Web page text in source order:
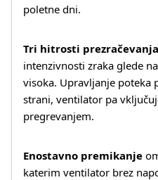
poletne dni.
Tri hitrosti prezračevanja
intenzivnosti zraka glede
visoka. Upravljanje poteka
strani, ventilator pa
pregrevanjem.
Enostavno premikanje
katerim ventilator brez